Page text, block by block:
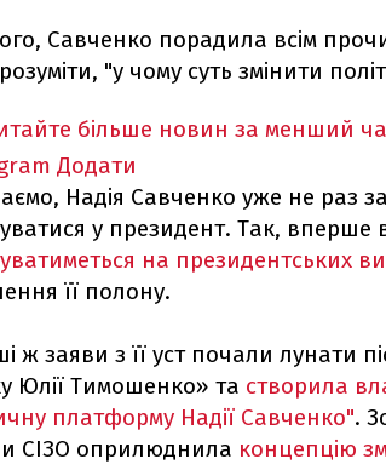
Савченко порадила всім
"у чому суть змінити
більше новин за менший
Додати
Надія Савченко уже не раз
у президент. Так, вперше
на президентських
її полону.
ж заяви з її уст почали лунати
Юлії Тимошенко» та створила
платформу Надії Савченко".
СІЗО оприлюднила концепцію